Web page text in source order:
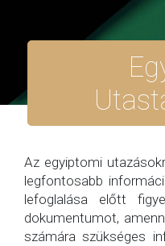
Az egyiptomi
legfontosabb
lefoglalása előtt
dokumentumot,
számára szükséges